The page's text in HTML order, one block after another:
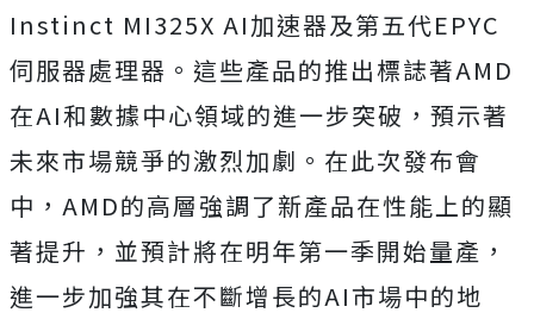
Instinct MI325X AI加速器及第五代EPYC
伺服器處理器。這些產品的推出標誌著AMD
在AI和數據中心領域的進一步突破，預示著
未來市場競爭的激烈加劇。在此次發布會
中，AMD的高層強調了新產品在性能上的顯
著提升，並預計將在明年第一季開始量產，
進一步加強其在不斷增長的AI市場中的地